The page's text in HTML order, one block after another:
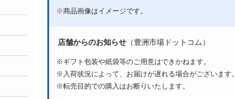
※商品画像はイメージです。
店舗からのお知らせ（豊洲市場ドットコム）
※ギフト包装や紙袋等のご用意はできかねます。
※入荷状況によって、お届けが遅れる場合がございます。
※転売目的での購入はお断りいたします。